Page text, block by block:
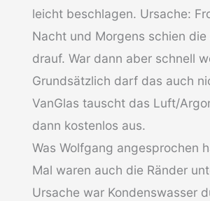
leicht beschlagen. Ursache:
Nacht und Morgens schien die
drauf. War dann aber schnell
Grundsätzlich darf das auch
VanGlas tauscht das Luft/
dann kostenlos aus.
Was Wolfgang angesprochen
Mal waren auch die Ränder
Ursache war Kondenswasser